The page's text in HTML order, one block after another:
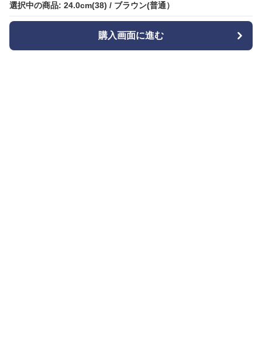
選択中の商品: 24.0cm(38) / ブラウン(普通）
購入画面に進む
選択中の商品: 24.0cm(38) / ブラウン(普通）
購入画面に進む